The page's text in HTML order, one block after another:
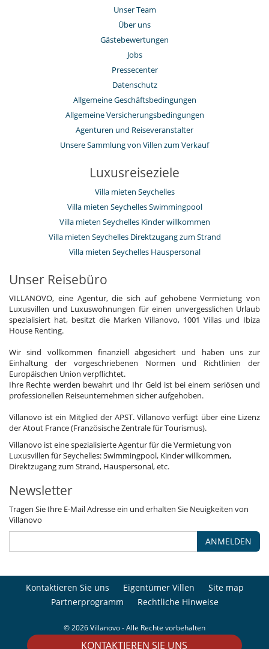
KONTAKTIEREN SIE UNS
Unser Team
Über uns
Gästebewertungen
Jobs
Pressecenter
Datenschutz
Allgemeine Geschäftsbedingungen
Allgemeine Versicherungsbedingungen
Agenturen und Reiseveranstalter
Unsere Sammlung von Villen zum Verkauf
Luxusreiseziele
Villa mieten Seychelles
Villa mieten Seychelles Swimmingpool
Villa mieten Seychelles Kinder willkommen
Villa mieten Seychelles Direktzugang zum Strand
Villa mieten Seychelles Hauspersonal
Unser Reisebüro
VILLANOVO, eine Agentur, die sich auf gehobene Vermietung von
Luxusvillen und Luxuswohnungen für einen unvergesslichen Urlaub
spezialisiert hat, besitzt die Marken Villanovo, 1001 Villas und Ibiza
House Renting.
Wir sind vollkommen finanziell abgesichert und haben uns zur
Einhaltung der vorgeschriebenen Normen und Richtlinien der
Europäischen Union verpflichtet.
Ihre Rechte werden bewahrt und Ihr Geld ist bei einem seriösen und
professionellen Reiseunternehmen sicher aufgehoben.
Villanovo ist ein Mitglied der APST. Villanovo verfügt über eine Lizenz
der Atout France (Französische Zentrale für Tourismus).
Villanovo ist eine spezialisierte Agentur für die Vermietung von
Luxusvillen für Seychelles: Swimmingpool, Kinder willkommen,
Direktzugang zum Strand, Hauspersonal, etc.
Newsletter
Tragen Sie Ihre E-Mail Adresse ein und erhalten Sie Neuigkeiten von
Villanovo
ANMELDEN
Kontaktieren Sie uns Eigentümer Villen
Site map
Partnerprogramm
Rechtliche Hinweise
© 2026 Villanovo - Alle Rechte vorbehalten